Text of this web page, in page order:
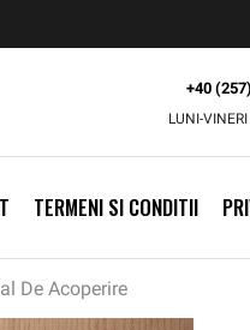
+40
LUNI-
TERMENI SI CONDITII
De Acoperire